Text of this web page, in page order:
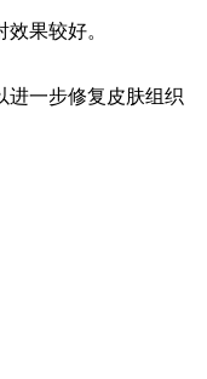
果较好。
进一步修复皮肤组织